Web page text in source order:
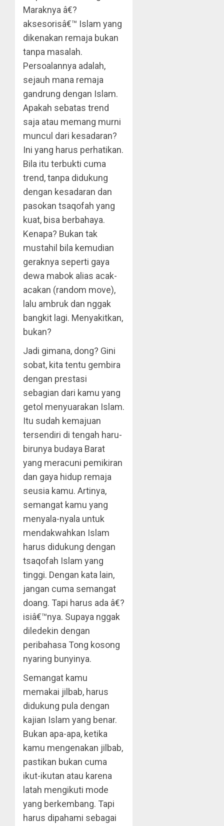
Maraknya â€?
aksesorisâ€™ Islam yang
dikenakan remaja bukan
tanpa masalah.
Persoalannya adalah,
sejauh mana remaja
gandrung dengan Islam.
Apakah sebatas trend
saja atau memang murni
muncul dari kesadaran?
Ini yang harus perhatikan.
Bila itu terbukti cuma
trend, tanpa didukung
dengan kesadaran dan
pasokan tsaqofah yang
kuat, bisa berbahaya.
Kenapa? Bukan tak
mustahil bila kemudian
geraknya seperti gaya
dewa mabok alias acak-
acakan (random move),
lalu ambruk dan nggak
bangkit lagi. Menyakitkan,
bukan?
Jadi gimana, dong? Gini
sobat, kita tentu gembira
dengan prestasi
sebagian dari kamu yang
getol menyuarakan Islam.
Itu sudah kemajuan
tersendiri di tengah haru-
birunya budaya Barat
yang meracuni pemikiran
dan gaya hidup remaja
seusia kamu. Artinya,
semangat kamu yang
menyala-nyala untuk
mendakwahkan Islam
harus didukung dengan
tsaqofah Islam yang
tinggi. Dengan kata lain,
jangan cuma semangat
doang. Tapi harus ada â€?
isiâ€™nya. Supaya nggak
diledekin dengan
peribahasa Tong kosong
nyaring bunyinya.
Semangat kamu
memakai jilbab, harus
didukung pula dengan
kajian Islam yang benar.
Bukan apa-apa, ketika
kamu mengenakan jilbab,
pastikan bukan cuma
ikut-ikutan atau karena
latah mengikuti mode
yang berkembang. Tapi
harus dipahami sebagai